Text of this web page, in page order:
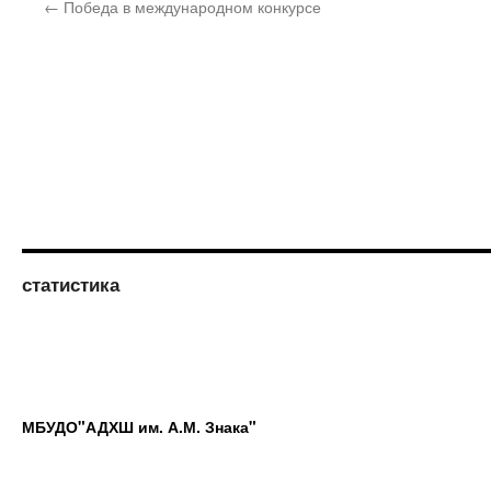
← Победа в международном конкурсе
статистика
МБУДО"АДХШ им. А.М. Знака"